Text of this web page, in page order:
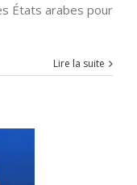
États arabes pour
Lire la suite